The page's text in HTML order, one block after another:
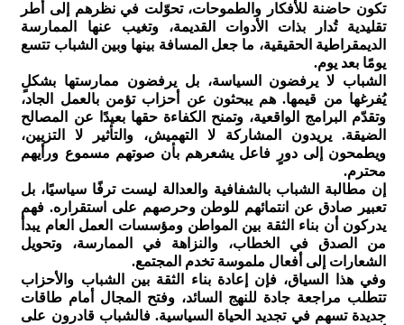
تكون حاضنة للأفكار والطموحات، تحوّلت في نظرهم إلى أطر
تقليدية تُدار بذات الأدوات القديمة، وتغيب عنها الممارسة
الديمقراطية الحقيقية، ما جعل المسافة بينها وبين الشباب تتسع
يومًا بعد يوم.
الشباب لا يرفضون السياسة، بل يرفضون ممارستها بشكلٍ
يُفرغها من قيمها. هم يبحثون عن أحزاب تؤمن بالعمل الجاد،
وتقدّم البرامج الواقعية، وتمنح الكفاءة حقها بعيدًا عن المصالح
الضيقة. يريدون المشاركة لا التهميش، والتأثير لا التزيين،
ويطمحون إلى دورٍ فاعل يشعرهم بأن صوتهم مسموع ورأيهم
محترم.
إن مطالبة الشباب بالشفافية والعدالة ليست ترفًا سياسيًا، بل
تعبير صادق عن انتمائهم للوطن وحرصهم على استقراره. فهم
يدركون أن بناء الثقة بين المواطن ومؤسسات العمل العام يبدأ
من الصدق في الخطاب، والنزاهة في الممارسة، وتحويل
الشعارات إلى أفعال ملموسة تخدم المجتمع.
وفي هذا السياق، فإن إعادة بناء الثقة بين الشباب والأحزاب
تتطلب مراجعة جادة للنهج السائد، وفتح المجال أمام طاقات
جديدة تسهم في تجديد الحياة السياسية. فالشباب قادرون على